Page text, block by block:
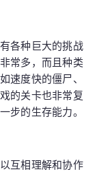
各种巨大的挑战
常多，而且种类
速度快的僵尸、
的关卡也非常复
步的生存能力。
互相理解和协作